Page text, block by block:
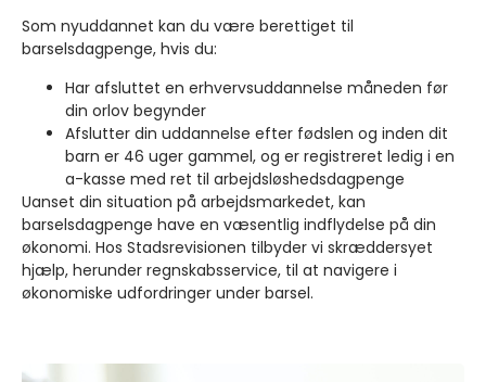
Som nyuddannet kan du være berettiget til
barselsdagpenge, hvis du:
Har afsluttet en erhvervsuddannelse måneden før
din orlov begynder
Afslutter din uddannelse efter fødslen og inden dit
barn er 46 uger gammel, og er registreret ledig i en
a-kasse med ret til arbejdsløshedsdagpenge
Uanset din situation på arbejdsmarkedet, kan
barselsdagpenge have en væsentlig indflydelse på din
økonomi. Hos Stadsrevisionen tilbyder vi skræddersyet
hjælp, herunder regnskabsservice, til at navigere i
økonomiske udfordringer under barsel.